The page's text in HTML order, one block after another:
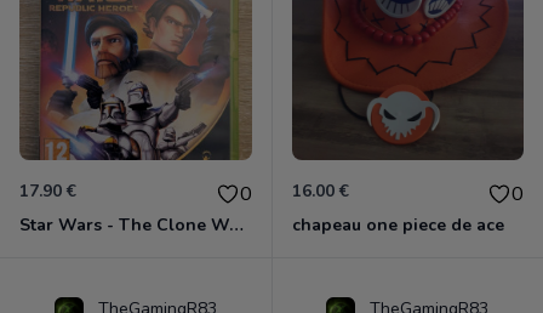
17.90 € 0
Star Wars - The Clone Wars - Les Héros De La République Xbox 360
16.00 € 0
chapeau one piece de ace